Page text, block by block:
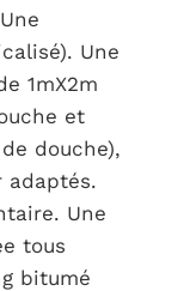
Une
1mX2m
et
douche),
adaptés.
Une
tous
bitumé